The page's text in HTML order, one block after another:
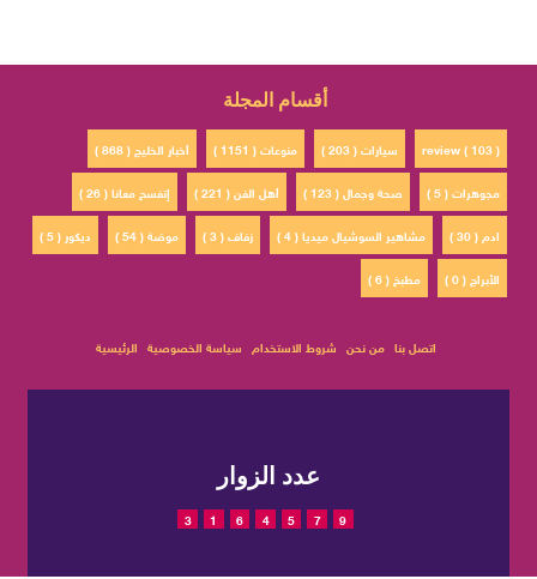
أقسام المجلة
أخبار الخليج ( 868 ) منوعات ( 1151 ) سيارات ( 203 )
review ( 103 )
إتفسح معانا ( 26 )
أهل الفن ( 221 ) صحة وجمال ( 123 )
مجوهرات ( 5 )
ديكور ( 5 )
موضة ( 54 ) زفاف ( 3 ) مشاهير السوشيال ميديا ( 4 )
ادم ( 30 )
مطبخ ( 6 )
الأبراج ( 0 )
الرئيسية سياسة الخصوصية شروط الاستخدام من نحن اتصل بنا
عدد الزوار
3 1 6 4 5 7 9